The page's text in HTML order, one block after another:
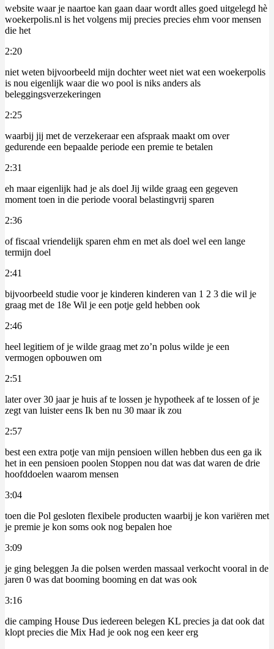
website waar je naartoe kan gaan daar wordt alles goed uitgelegd hè
woekerpolis.nl is het volgens mij precies precies ehm voor mensen
die het
2:20
niet weten bijvoorbeeld mijn dochter weet niet wat een woekerpolis
is nou eigenlijk waar die wo pool is niks anders als
beleggingsverzekeringen
2:25
waarbij jij met de verzekeraar een afspraak maakt om over
gedurende een bepaalde periode een premie te betalen
2:31
eh maar eigenlijk had je als doel Jij wilde graag een gegeven
moment toen in die periode vooral belastingvrij sparen
2:36
of fiscaal vriendelijk sparen ehm en met als doel wel een lange
termijn doel
2:41
bijvoorbeeld studie voor je kinderen kinderen van 1 2 3 die wil je
graag met de 18e Wil je een potje geld hebben ook
2:46
heel legitiem of je wilde graag met zo’n polus wilde je een
vermogen opbouwen om
2:51
later over 30 jaar je huis af te lossen je hypotheek af te lossen of je
zegt van luister eens Ik ben nu 30 maar ik zou
2:57
best een extra potje van mijn pensioen willen hebben dus een ga ik
het in een pensioen poolen Stoppen nou dat was dat waren de drie
hoofddoelen waarom mensen
3:04
toen die Pol gesloten flexibele producten waarbij je kon variëren met
je premie je kon soms ook nog bepalen hoe
3:09
je ging beleggen Ja die polsen werden massaal verkocht vooral in de
jaren 0 was dat booming booming en dat was ook
3:16
die camping House Dus iedereen belegen KL precies ja dat ook dat
klopt precies die Mix Had je ook nog een keer erg